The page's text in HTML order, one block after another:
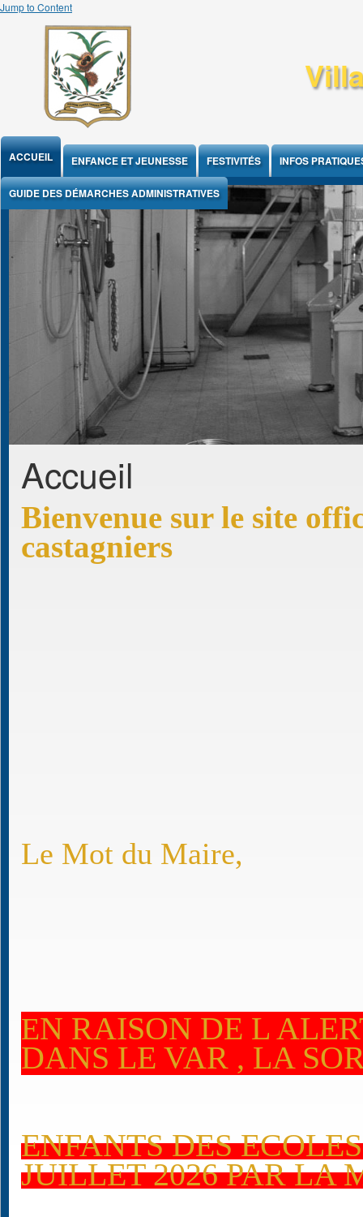
Jump to Content
ACCUEIL ENFANCE ET JEUNESSE FESTIVITÉS INFOS
GUIDE DES DÉMARCHES ADMINISTRATIVES
Accueil
Bienvenue sur le site
castagniers
Le Mot du Maire,
EN RAISON DE L
DANS LE VAR , LA
ENFANTS DES
JUILLET 2026 PAR LA